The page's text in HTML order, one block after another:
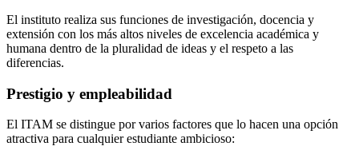
El instituto realiza sus funciones de investigación, docencia y
extensión con los más altos niveles de excelencia académica y
humana dentro de la pluralidad de ideas y el respeto a las
diferencias.
Prestigio y empleabilidad
El ITAM se distingue por varios factores que lo hacen una opción
atractiva para cualquier estudiante ambicioso: